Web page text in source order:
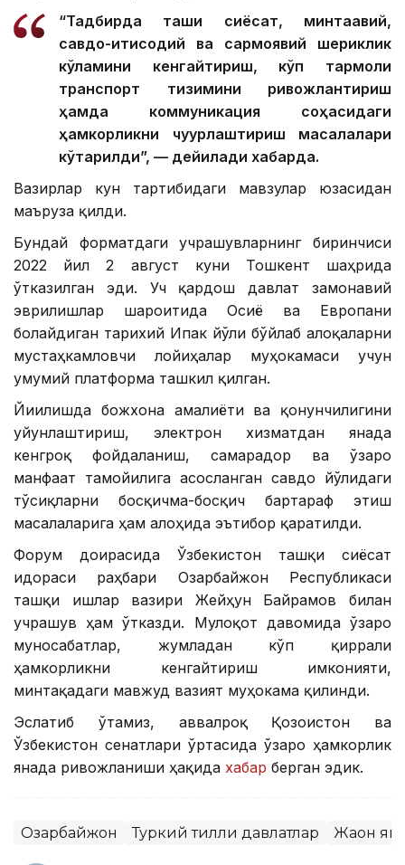
“Тадбирда ташқи сиёсат, минтақавий,
савдо-иқтисодий ва сармоявий шериклик
кўламини кенгайтириш, кўп тармоқли
транспорт тизимини ривожлантириш
ҳамда коммуникация соҳасидаги
ҳамкорликни чуқурлаштириш масалалари
кўтарилди”, — дейилади хабарда.
Вазирлар кун тартибидаги мавзулар юзасидан
маъруза қилди.
Бундай форматдаги учрашувларнинг биринчиси
2022 йил 2 август куни Тошкент шаҳрида
ўтказилган эди. Уч қардош давлат замонавий
эврилишлар шароитида Осиё ва Европани
боғлайдиган тарихий Ипак йўли бўйлаб алоқаларни
мустаҳкамловчи лойиҳалар муҳокамаси учун
умумий платформа ташкил қилган.
Йиғилишда божхона амалиёти ва қонунчилигини
уйғунлаштириш, электрон хизматдан янада
кенгроқ фойдаланиш, самарадор ва ўзаро
манфаат тамойилига асосланган савдо йўлидаги
тўсиқларни босқичма-босқич бартараф этиш
масалаларига ҳам алоҳида эътибор қаратилди.
Форум доирасида Ўзбекистон ташқи сиёсат
идораси раҳбари Озарбайжон Республикаси
ташқи ишлар вазири Жейҳун Байрамов билан
учрашув ҳам ўтказди. Мулоқот давомида ўзаро
муносабатлар, жумладан кўп қиррали
ҳамкорликни кенгайтириш имконияти,
минтақадаги мавжуд вазият муҳокама қилинди.
Эслатиб ўтамиз, аввалроқ Қозоғистон ва
Ўзбекистон сенатлари ўртасида ўзаро ҳамкорлик
янада ривожланиши ҳақида хабар берган эдик.
Озарбайжон Туркий тилли давлатлар Жаҳон